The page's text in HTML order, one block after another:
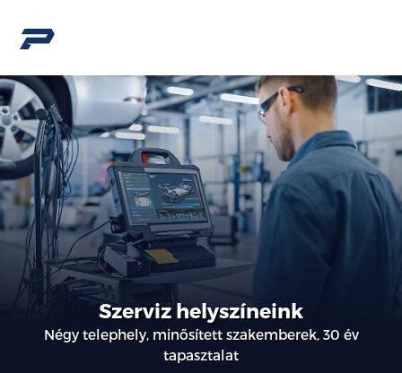
Szerviz helyszíneink
Négy telephely, minősített szakemberek, 30 év
tapasztalat